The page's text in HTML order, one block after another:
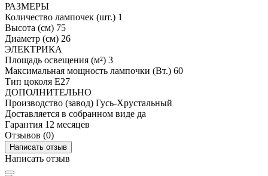
РАЗМЕРЫ
Количество лампочек (шт.) 1
Высота (см) 75
Диаметр (см) 26
ЭЛЕКТРИКА
Площадь освещения (м²) 3
Максимальная мощность лампочки (Вт.) 60
Тип цоколя E27
ДОПОЛНИТЕЛЬНО
Производство (завод) Гусь-Хрустальный
Доставляется в собранном виде да
Гарантия 12 месяцев
Отзывов (0)
Написать отзыв
Написать отзыв